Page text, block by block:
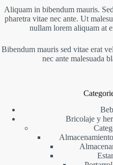
Aliquam in bibendum mauris.
pharetra vitae nec ante. Ut
nullam lorem aliquam at
Bibendum mauris sed vitae erat
nec ante malesuada
Bricolaje y